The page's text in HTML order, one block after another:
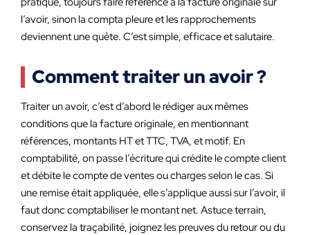
l’avoir, sinon la compta pleure et les rapprochements
deviennent une quête. C’est simple, efficace et salutaire.
Comment traiter un avoir ?
Traiter un avoir, c’est d’abord le rédiger aux mêmes
conditions que la facture originale, en mentionnant
références, montants HT et TTC, TVA, et motif. En
comptabilité, on passe l’écriture qui crédite le compte client
et débite le compte de ventes ou charges selon le cas. Si
une remise était appliquée, elle s’applique aussi sur l’avoir, il
faut donc comptabiliser le montant net. Astuce terrain,
conservez la traçabilité, joignez les preuves du retour ou du